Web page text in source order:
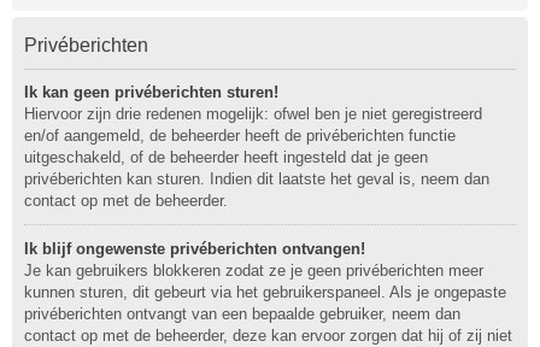
Privéberichten
Ik kan geen privéberichten sturen!
Hiervoor zijn drie redenen mogelijk: ofwel ben je niet geregistreerd
en/of aangemeld, de beheerder heeft de privéberichten functie
uitgeschakeld, of de beheerder heeft ingesteld dat je geen
privéberichten kan sturen. Indien dit laatste het geval is, neem dan
contact op met de beheerder.
Ik blijf ongewenste privéberichten ontvangen!
Je kan gebruikers blokkeren zodat ze je geen privéberichten meer
kunnen sturen, dit gebeurt via het gebruikerspaneel. Als je ongepaste
privéberichten ontvangt van een bepaalde gebruiker, neem dan
contact op met de beheerder, deze kan ervoor zorgen dat hij of zij niet